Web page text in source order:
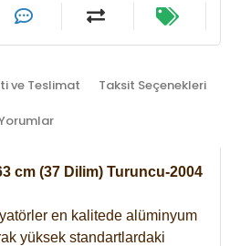
ve Teslimat Taksit Seçenekleri
cm (37 Dilim) Turuncu-2004
en kalitede alüminyum
yüksek standartlardaki